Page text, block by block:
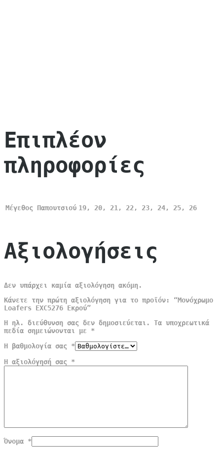
Επιπλέον
πληροφορίες
Μέγεθος Παπουτσιού 19, 20, 21, 22, 23, 24, 25, 26
Αξιολογήσεις
Δεν υπάρχει καμία αξιολόγηση ακόμη.
Κάνετε την πρώτη αξιολόγηση για το προϊόν: “Μονόχρωμο
Loafers EXC5276 Εκρού”
Η ηλ. διεύθυνση σας δεν δημοσιεύεται.
Τα υποχρεωτικά
πεδία σημειώνονται με *
Η βαθμολογία σας *
Η αξιολόγησή σας *
Όνομα *